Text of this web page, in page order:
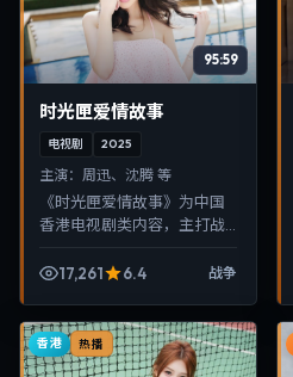
95:59
时光匣爱情故事
电视剧 2025
主演： 周迅、沈腾 等
《时光匣爱情故事》为中国
香港电视剧类内容，主打战
面清晰，适合移动端与电视
17,261 6.4 战争
香港 热播